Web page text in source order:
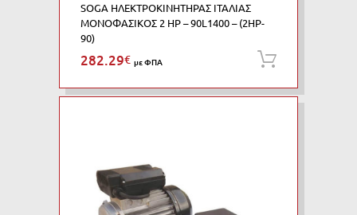
SOGA ΗΛΕΚΤΡΟΚΙΝΗΤΗΡΑΣ ΙΤΑΛΙΑΣ
ΜΟΝΟΦΑΣΙΚΟΣ 2 HP – 90L1400 – (2HP-
90)
282.29€ με ΦΠΑ